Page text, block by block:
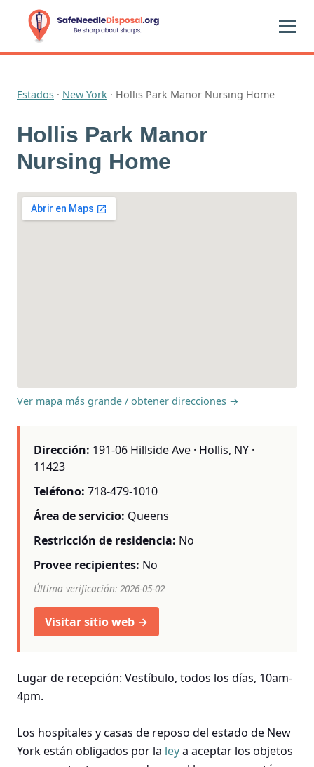
Estados · New York · Hollis Park Manor Nursing Home
Hollis Park Manor
Nursing Home
Ver mapa más grande / obtener direcciones →
Dirección: 191-06 Hillside Ave · Hollis, NY ·
11423
Teléfono: 718-479-1010
Área de servicio: Queens
Restricción de residencia: No
Provee recipientes: No
Última verificación: 2026-05-02
Visitar sitio web →
Lugar de recepción: Vestíbulo, todos los días, 10am-
4pm.
Los hospitales y casas de reposo del estado de New
York están obligados por la leya aceptar los objetos